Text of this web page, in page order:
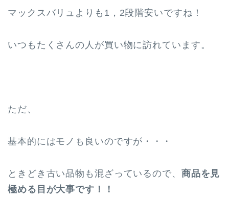
マックスバリュよりも1，2段階安いですね！
いつもたくさんの人が買い物に訪れています。
ただ、
基本的にはモノも良いのですが・・・
ときどき古い品物も混ざっているので、 商品を見
極める目が大事です！！